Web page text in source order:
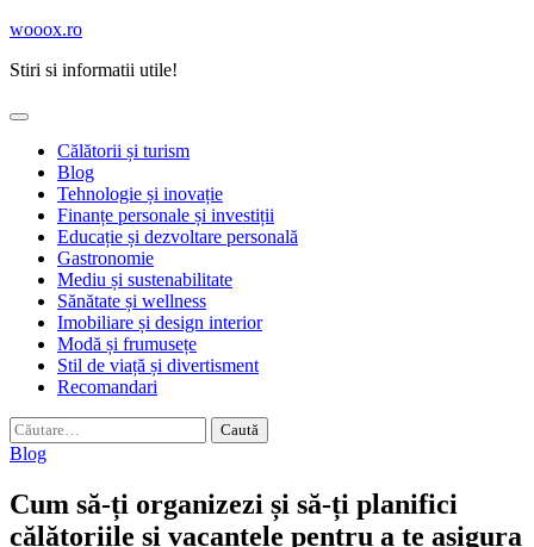
Skip
content
wooox.ro
Stiri si informatii utile!
Călătorii și turism
Blog
Tehnologie și inovație
Finanțe personale și investiții
Educație și dezvoltare personală
Gastronomie
Mediu și sustenabilitate
Sănătate și wellness
Imobiliare și design interior
Modă și frumusețe
Stil de viață și divertisment
Recomandari
Caută
după:
Blog
Cum să-ți organizezi și să-ți planifici
călătoriile și vacanțele pentru a te asigura